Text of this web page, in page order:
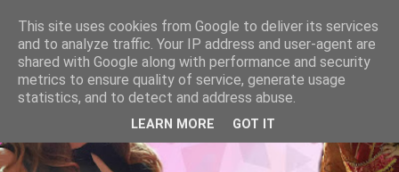
This site uses cookies from Google to deliver its services
and to analyze traffic. Your IP address and user-agent are
shared with Google along with performance and security
metrics to ensure quality of service, generate usage
statistics, and to detect and address abuse.
LEARN MORE GOT IT